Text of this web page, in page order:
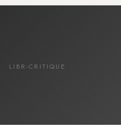
LIBR-CRITIQUE